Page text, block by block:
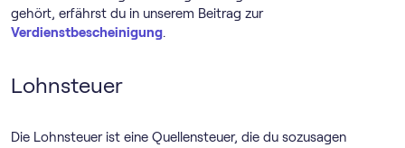
gehört, erfährst du in unserem Beitrag zur
Verdienstbescheinigung.
Lohnsteuer
Die Lohnsteuer ist eine Quellensteuer, die du sozusagen